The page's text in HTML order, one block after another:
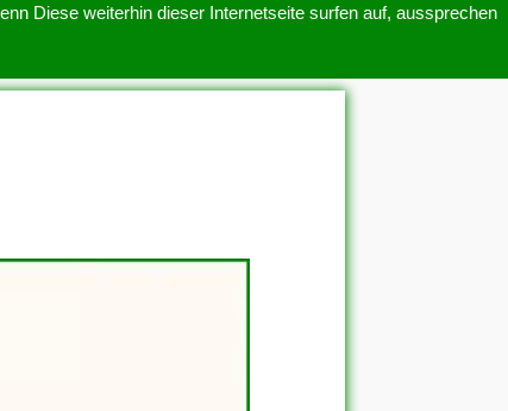
Diese weiterhin dieser Internetseite surfen auf, aussprechen